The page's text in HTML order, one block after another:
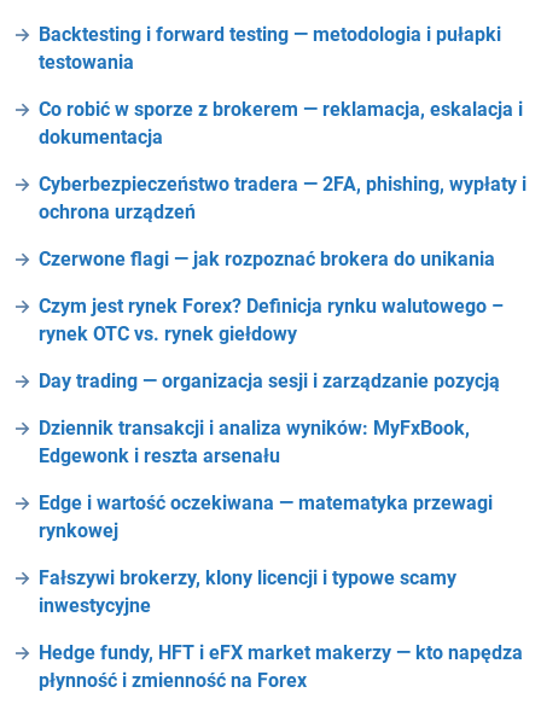
Backtesting i forward testing — metodologia i pułapki
testowania
Co robić w sporze z brokerem — reklamacja, eskalacja i
dokumentacja
Cyberbezpieczeństwo tradera — 2FA, phishing, wypłaty i
ochrona urządzeń
Czerwone flagi — jak rozpoznać brokera do unikania
Czym jest rynek Forex? Definicja rynku walutowego –
rynek OTC vs. rynek giełdowy
Day trading — organizacja sesji i zarządzanie pozycją
Dziennik transakcji i analiza wyników: MyFxBook,
Edgewonk i reszta arsenału
Edge i wartość oczekiwana — matematyka przewagi
rynkowej
Fałszywi brokerzy, klony licencji i typowe scamy
inwestycyjne
Hedge fundy, HFT i eFX market makerzy — kto napędza
płynność i zmienność na Forex